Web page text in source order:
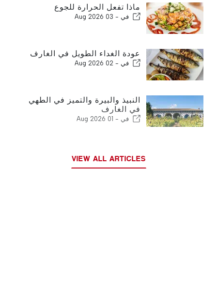
ماذا تفعل الحرارة للجوع
في - 03 Aug 2026
عودة الغداء الطويل في الغارف
في - 02 Aug 2026
النبيذ والبيرة والتميز في الطهي
في الغارف
في - 01 Aug 2026
VIEW ALL ARTICLES